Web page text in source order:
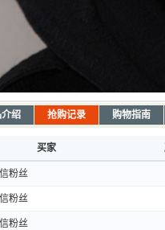
介绍 抢购记录 购物指南
买家
粉丝
粉丝
粉丝